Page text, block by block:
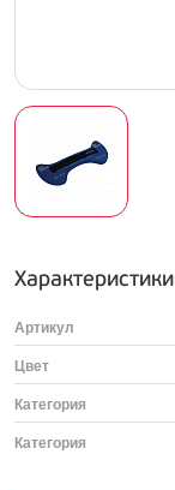
Характеристики
Артикул
Цвет
Категория
Категория